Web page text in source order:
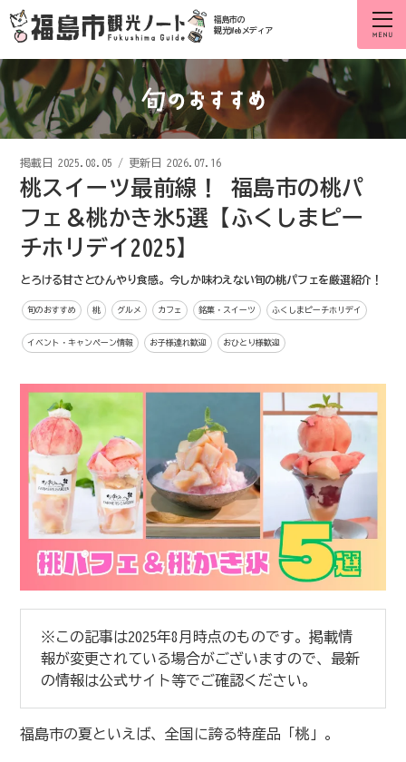
福島市の
観光Webメディア
掲載日 2025.08.05 / 更新日 2026.07.16
桃スイーツ最前線！ 福島市の桃パ
フェ＆桃かき氷5選【ふくしまピー
チホリデイ2025】
とろける甘さとひんやり食感。今しか味わえない旬の桃パフェを厳選紹介！
旬のおすすめ 桃 グルメ カフェ 銘菓・スイーツ ふくしまピーチホリデイ
イベント・キャンペーン情報 お子様連れ歓迎 おひとり様歓迎
※この記事は2025年8月時点のものです。掲載情
報が変更されている場合がございますので、最新
の情報は公式サイト等でご確認ください。
福島市の夏といえば、全国に誇る特産品「桃」。